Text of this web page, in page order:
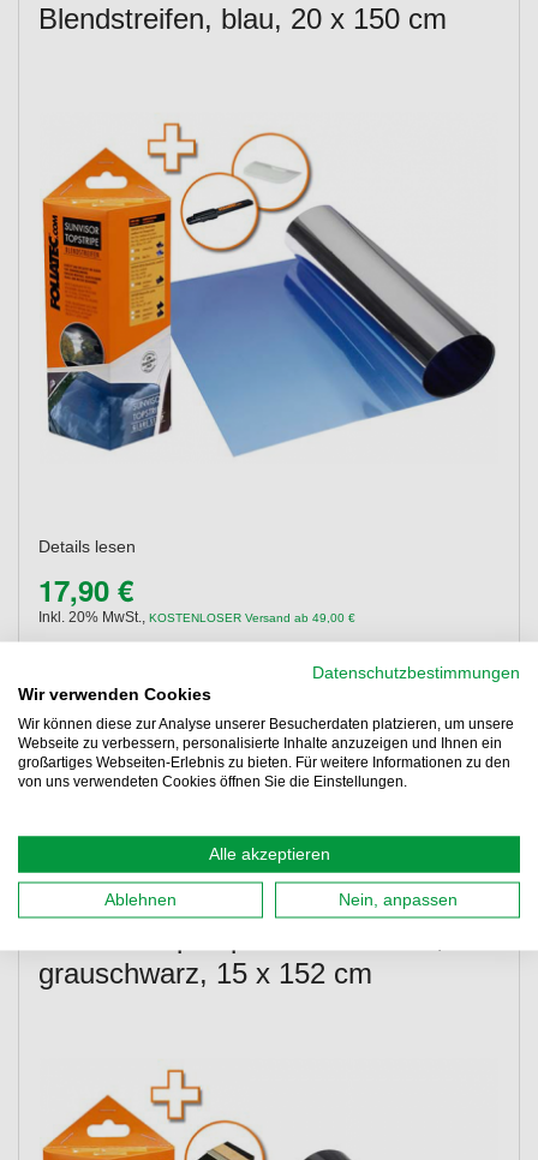
Blendstreifen, blau, 20 x 150 cm
Details lesen
17,90 €
Inkl. 20% MwSt., KOSTENLOSER Versand ab 49,00 €
Kaufen
grauschwarz, 15 x 152 cm
Datenschutzbestimmungen
Wir verwenden Cookies
Wir können diese zur Analyse unserer Besucherdaten platzieren, um unsere
Webseite zu verbessern, personalisierte Inhalte anzuzeigen und Ihnen ein
großartiges Webseiten-Erlebnis zu bieten. Für weitere Informationen zu den
von uns verwendeten Cookies öffnen Sie die Einstellungen.
Alle akzeptieren
Ablehnen Nein, anpassen